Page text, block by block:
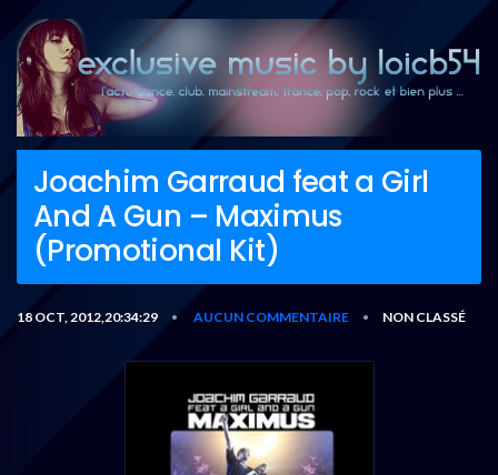
Joachim Garraud feat a Girl
And A Gun – Maximus
(Promotional Kit)
18 OCT, 2012,20:34:29 • AUCUN COMMENTAIRE • NON CLASSÉ